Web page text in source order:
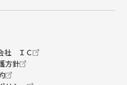
社 ＩＣ
方針